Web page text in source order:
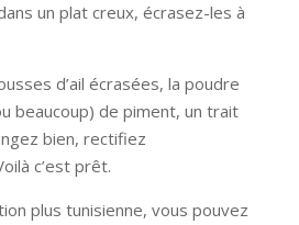
un plat creux, écrasez-les à
d’ail écrasées, la poudre
beaucoup) de piment, un trait
bien, rectifiez
c’est prêt.
plus tunisienne, vous pouvez